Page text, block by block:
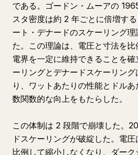
である。ゴードン・ムーアの
スタ密度は約 2 年ごとに倍増す
ート・デナードのスケーリング
た。この理論は、電圧と寸法を
電界を一定に維持できることを
ーリングとデナードスケーリン
り、ワットあたりの性能とドル
数関数的な向上をもたらした。
この体制は 2 段階で崩壊した。
ドスケーリングが破綻した。電
比例して縮小しなくなり、ダー